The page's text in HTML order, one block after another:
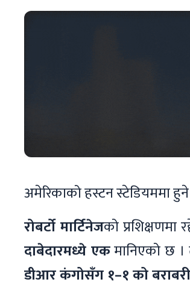
अमेरिकाको हस्टन स्टेडियममा
रोबर्टो मार्टिनेजको प्रशिक्षणमा
दाबेदारमध्ये एकमानिएको छ
डीआर कंगोसँग १–१ को बराबरी